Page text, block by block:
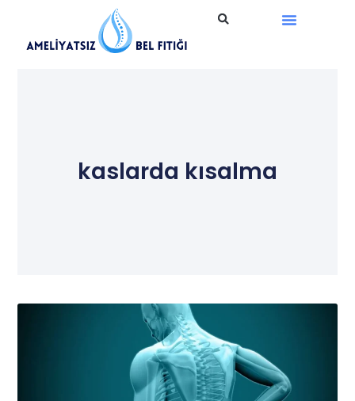
kaslarda kısalma